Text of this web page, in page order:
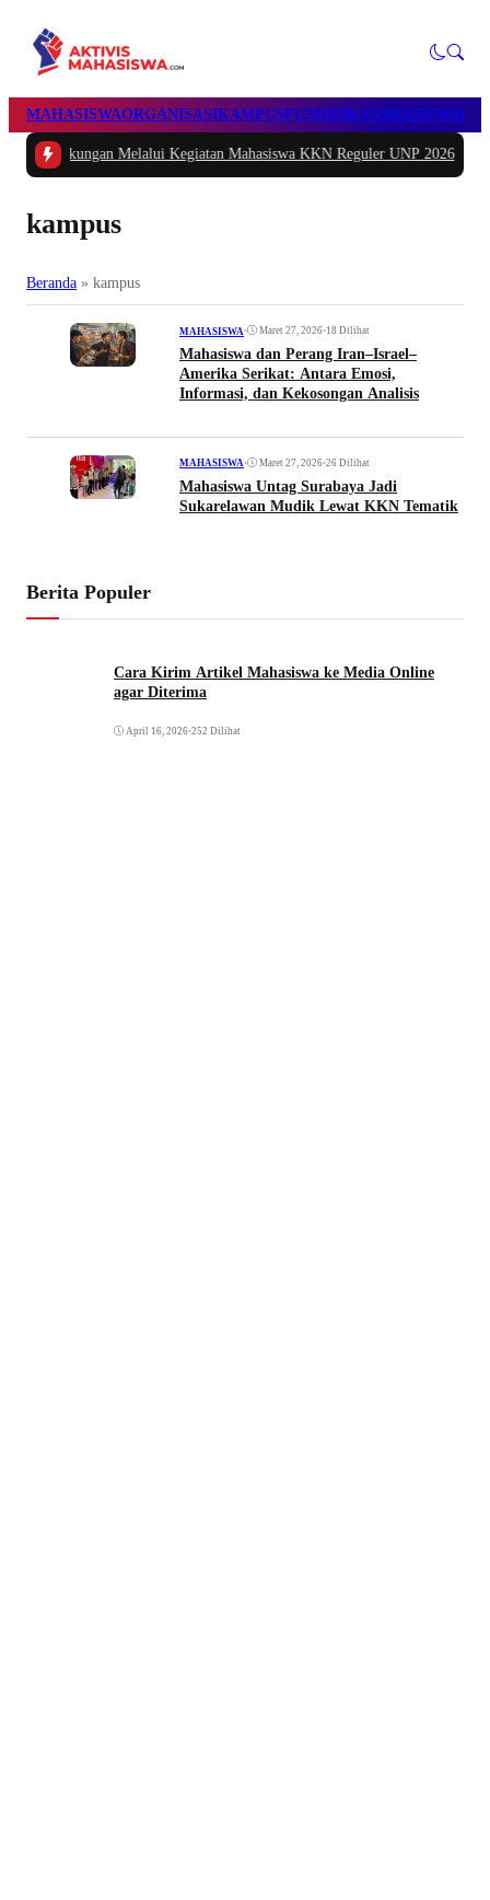
MAHASISWAORGANISASIKAMPUSPENDIDIKANBEASISWA
Melalui Kegiatan Mahasiswa KKN Reguler UNP 2026|#2 -Peduli
kampus
Beranda » kampus
MAHASISWA • Maret 27, 2026•18 Dilihat
Mahasiswa dan Perang Iran–Israel–
Amerika Serikat: Antara Emosi,
Informasi, dan Kekosongan Analisis
MAHASISWA• Maret 27, 2026•26 Dilihat
Mahasiswa Untag Surabaya Jadi
Sukarelawan Mudik Lewat KKN Tematik
Berita Populer
Cara Kirim Artikel Mahasiswa ke Media Online
agar Diterima
April 16, 2026•252 Dilihat